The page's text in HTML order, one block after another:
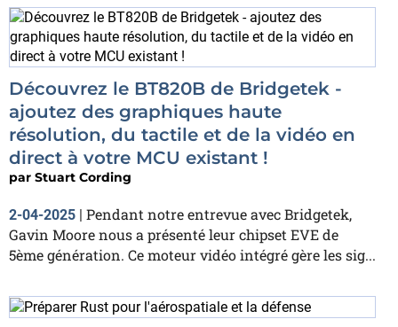
Découvrez le BT820B de Bridgetek -
ajoutez des graphiques haute
résolution, du tactile et de la vidéo en
direct à votre MCU existant !
par Stuart Cording
2-04-2025 | Pendant notre entrevue avec Bridgetek,
Gavin Moore nous a présenté leur chipset EVE de
5ème génération. Ce moteur vidéo intégré gère les sig...